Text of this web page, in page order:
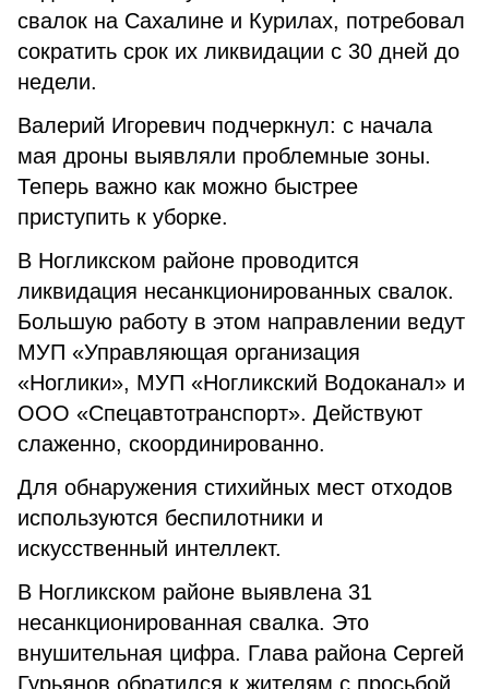
свалок на Сахалине и Курилах, потребовал
сократить срок их ликвидации с 30 дней до
недели.
Валерий Игоревич подчеркнул: с начала
мая дроны выявляли проблемные зоны.
Теперь важно как можно быстрее
приступить к уборке.
В Ногликском районе проводится
ликвидация несанкционированных свалок.
Большую работу в этом направлении ведут
МУП «Управляющая организация
«Ноглики», МУП «Ногликский Водоканал» и
ООО «Спецавтотранспорт». Действуют
слаженно, скоординированно.
Для обнаружения стихийных мест отходов
используются беспилотники и
искусственный интеллект.
В Ногликском районе выявлена 31
несанкционированная свалка. Это
внушительная цифра. Глава района Сергей
Гурьянов обратился к жителям с просьбой